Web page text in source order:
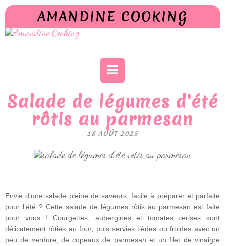
AMANDINE COOKING
Salade de légumes d'été
rôtis au parmesan
18 AOÛT 2025
Envie d’une salade pleine de saveurs, facile à préparer et parfaite
pour l’été ? Cette salade de légumes rôtis au parmesan est faite
pour vous ! Courgettes, aubergines et tomates cerises sont
délicatement rôties au four, puis servies tièdes ou froides avec un
peu de verdure, de copeaux de parmesan et un filet de vinaigre